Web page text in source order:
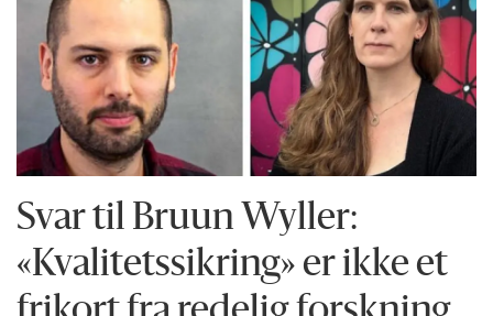
Svar til Bruun Wyller:
«Kvalitetssikring» er ikke et